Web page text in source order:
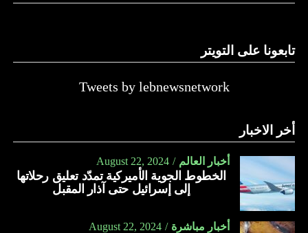
تابعونا على التويتر
Tweets by lebnewsnetwork
أخر الاخبار
أخبار العالم August 22, 2024
الخطوط الجوية الأميركية تمدّد تعليق رحلاتها
إلى إسرائيل حتى آذار المقبل
أخبار مباشرة August 22, 2024